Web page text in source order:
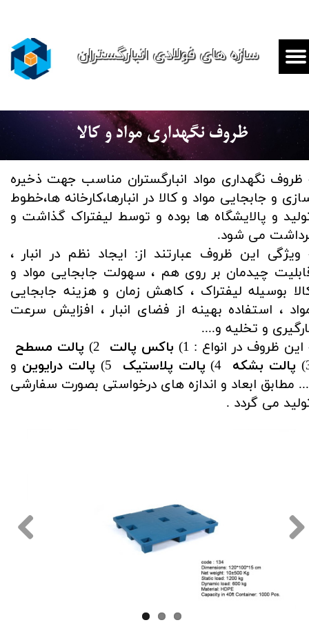
سازه های فولادی انبارگستران
ظروف نگهداری مواد و کالا
ظروف نگهداری مواد انبارگستران مناسب جهت ذخیره
و جابجایی مواد و کالا در انبارها،کارخانه ها،خطوط
و پالایشگاه ها بوده و توسط لیفتراک گذاشت و
می شود.
ویژگی این ظروف عبارتند از: ایجاد نظم در انبار ،
چیدمان بر روی هم ، سهولت جابجایی مواد و
بوسیله لیفتراک ، کاهش زمان و هزینه جابجایی
، استفاده بهینه از فضای انبار ، افزایش سرعت
و تخلیه و....
ظروف در انواع : 1)
باکس پالت
پالت مسطح
پالت بشکه پالت پلاستیک پالت درایوین و
مطابق ابعاد و اندازه های درخواستی بصورت سفارشی
می گردد .